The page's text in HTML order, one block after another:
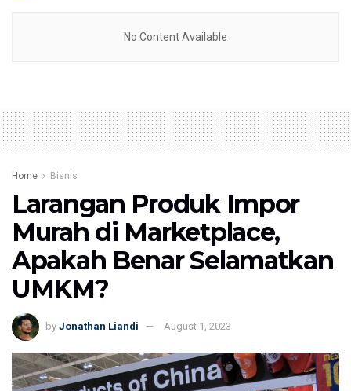
No Content Available
Home Bisnis
Larangan Produk Impor
Murah di Marketplace,
Apakah Benar Selamatkan
UMKM?
by Jonathan Liandi August 1, 2023